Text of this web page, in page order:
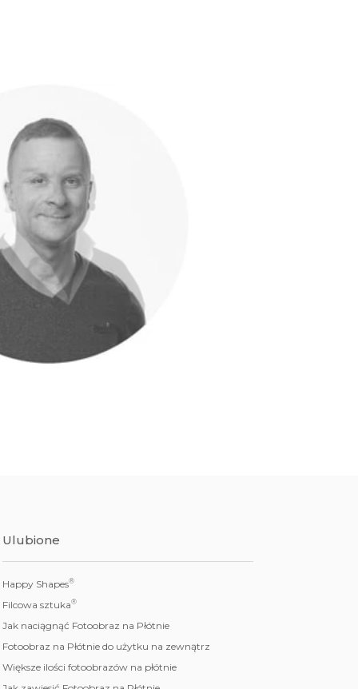
Ulubione
Happy Shapes®
Filcowa sztuka®
Jak naciągnąć Fotoobraz na Płótnie
Fotoobraz na Płótnie do użytku na zewnątrz
Większe ilości fotoobrazów na płótnie